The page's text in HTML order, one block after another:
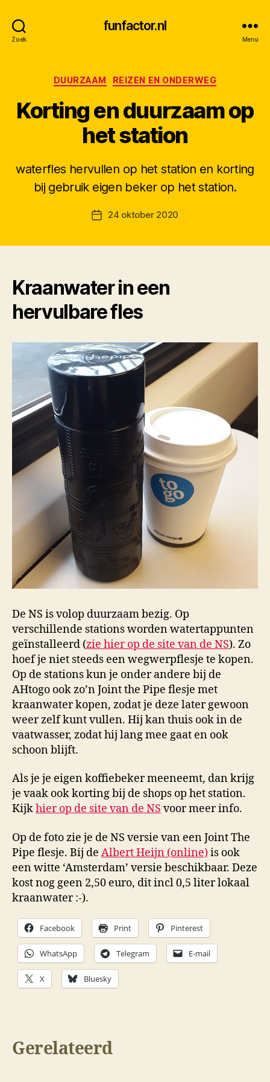
Zoek
funfactor.nl
Menu
Categorieën
DUURZAAM REIZEN EN ONDERWEG
Korting en duurzaam op
het station
waterfles hervullen op het station en korting
bij gebruik eigen beker op het station.
Berichtauteur
D
o
r
Berichtdatum
24 oktober 2020
Kraanwater in een
hervulbare fles
De NS is volop duurzaam bezig. Op
verschillende stations worden watertappunten
geïnstalleerd (zie hier op de site van de NS). Zo
hoef je niet steeds een wegwerpflesje te kopen.
Op de stations kun je onder andere bij de
AHtogo ook zo’n Joint the Pipe flesje met
kraanwater kopen, zodat je deze later gewoon
weer zelf kunt vullen. Hij kan thuis ook in de
vaatwasser, zodat hij lang mee gaat en ook
schoon blijft.
Als je je eigen koffiebeker meeneemt, dan krijg
je vaak ook korting bij de shops op het station.
Kijkhier op de site van de NS voor meer info.
Op de foto zie je de NS versie van een Joint The
Pipe flesje. Bij de Albert Heijn (online)is ook
een witte ‘Amsterdam’ versie beschikbaar. Deze
kost nog geen 2,50 euro, dit incl 0,5 liter lokaal
kraanwater :-).
Facebook Print Pinterest
WhatsApp Telegram E-mail
X Bluesky
Gerelateerd